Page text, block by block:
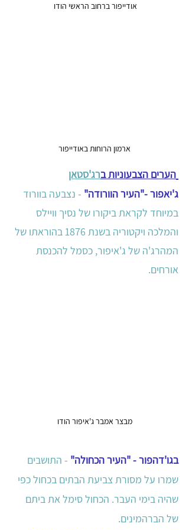
אודייפור ברחוב הראשי הודו
ארמון הרוחות באודייפור
הערים הצבעוניות ברג'סטאן
ג'יאפור -"העיר הוורודה" - נצבעה בוורוד
במיוחד לקראת ביקורו של נסיך וויילס
והמלכה ויקטוריה בשנת 1876 בהוראתו של
המהרג'ה של ג'איפור, כסמל להכנסת
אורחים.
מבצר אמבר ג'איפור הודו
בגו'דהפור - "העיר הכחולה" - התושבים
שמרו על מסורת צביעת הבתים בכחול כפי
שהיה בימי העבר. הכחול סימל את ביתם
של הברהמינים.